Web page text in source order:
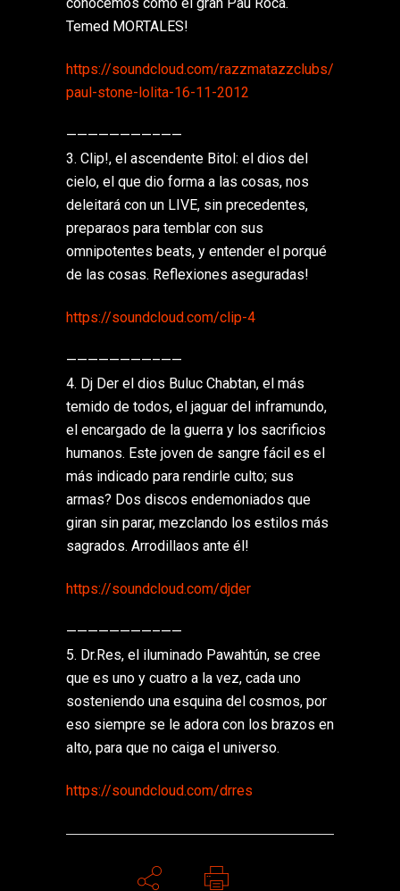
Temed MORTALES!
https://soundcloud.com/razzmatazzclubs/
paul-stone-lolita-16-11-2012
————————–——
3. Clip!, el ascendente Bitol: el dios del
cielo, el que dio forma a las cosas, nos
deleitará con un LIVE, sin precedentes,
preparaos para temblar con sus
omnipotentes beats, y entender el porqué
de las cosas. Reflexiones aseguradas!
https://soundcloud.com/clip-4
————————–——
4. Dj Der el dios Buluc Chabtan, el más
temido de todos, el jaguar del inframundo,
el encargado de la guerra y los sacrificios
humanos. Este joven de sangre fácil es el
más indicado para rendirle culto; sus
armas? Dos discos endemoniados que
giran sin parar, mezclando los estilos más
sagrados. Arrodillaos ante él!
https://soundcloud.com/djder
————————–——
5. Dr.Res, el iluminado Pawahtún, se cree
que es uno y cuatro a la vez, cada uno
sosteniendo una esquina del cosmos, por
eso siempre se le adora con los brazos en
alto, para que no caiga el universo.
https://soundcloud.com/drres